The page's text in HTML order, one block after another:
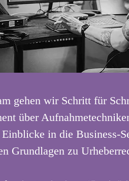
gehen wir Schritt für
über
in die Business-
Grundlagen zu